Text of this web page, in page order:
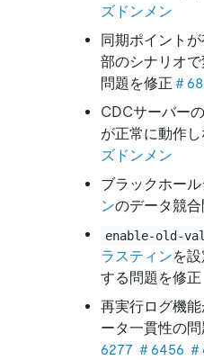
ズドンメン
同期ポイント
部のシナリオ
問題を修正 ＃
CDCサーバー
が正常に動作
ズドンメン
ブラックホール
ンのデータ競
enable-old-
ラスティンを
する問題を修正
再実行ログ機
ータ一貫性の
6277 ＃6456